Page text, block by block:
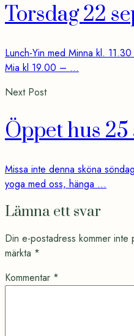
Torsdag 22
Lunch-Yin med Minna kl.
Mia kl 19.00 – ...
Next Post
Öppet hus
Missa inte denna sköna
yoga med oss, hänga ...
Lämna ett svar
Din e-postadress kommer inte
märkta *
Kommentar *